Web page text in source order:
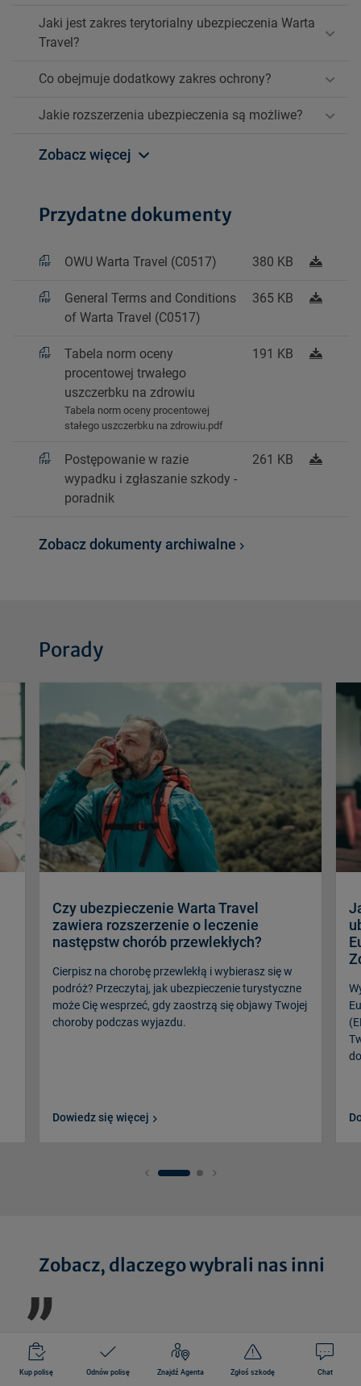
Jaki jest zakres terytorialny ubezpieczenia Warta
Travel?
Co obejmuje dodatkowy zakres ochrony?
Jakie rozszerzenia ubezpieczenia są możliwe?
Zobacz więcej
Przydatne dokumenty
OWU Warta Travel (C0517) 380 KB
General Terms and Conditions
of Warta Travel (C0517)
365 KB
Tabela norm oceny
procentowej trwałego
uszczerbku na zdrowiu
Tabela norm oceny procentowej
stałego uszczerbku na zdrowiu.pdf
191 KB
Postępowanie w razie
wypadku i zgłaszanie szkody -
poradnik
261 KB
Zobacz dokumenty archiwalne
Porady
Czy ubezpieczenie Warta Travel
zawiera rozszerzenie o leczenie
następstw chorób przewlekłych?
Cierpisz na chorobę przewlekłą i wybierasz się w
podróż? Przeczytaj, jak ubezpieczenie turystyczne
może Cię wesprzeć, gdy zaostrzą się objawy Twojej
choroby podczas wyjazdu.
Dowiedz się więcej
Zobacz, dlaczego wybrali nas inni
„
Podczas urlopu mojej mamie przydarzył się
półpasiec. Zadzwoniliśmy do Warty, omówiliśmy
Zgłoś szkodę
Odnów polisę
Kup polisę Znajdź Agenta Chat